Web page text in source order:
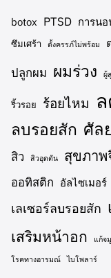
botox PTSD การน
ซึมเศร้า ตั้งครรภ์ไม่พร้อม
ปลูกผม ผมร่วง ผู้
ริ้วรอย ร้อยไหม
ลบรอยสัก ศัล
สิว สิวอุดตัน สุขภาพ
ออทิสติก อัลไซเมอร์
เลเซอร์ลบรอยสัก
เสริมหน้าอก แก้จ
โรคทางอารมณ์ ไบโพลาร์